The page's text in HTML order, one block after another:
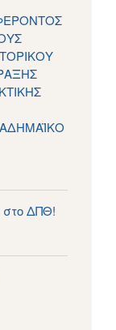
στο ΔΠΘ!